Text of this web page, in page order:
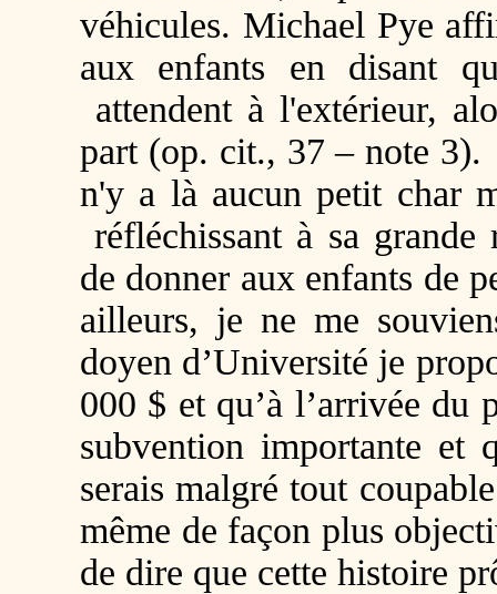
véhicules. Michael Pye
aux enfants en disant
attendent à l'extérieur,
part (op. cit., 37 – note
n'y a là aucun petit char
réfléchissant à sa
de donner aux enfants de
ailleurs, je ne me
doyen d’Université je
000 $ et qu’à l’arrivée du
subvention importante
serais malgré tout
même de façon plus
de dire que cette histoire